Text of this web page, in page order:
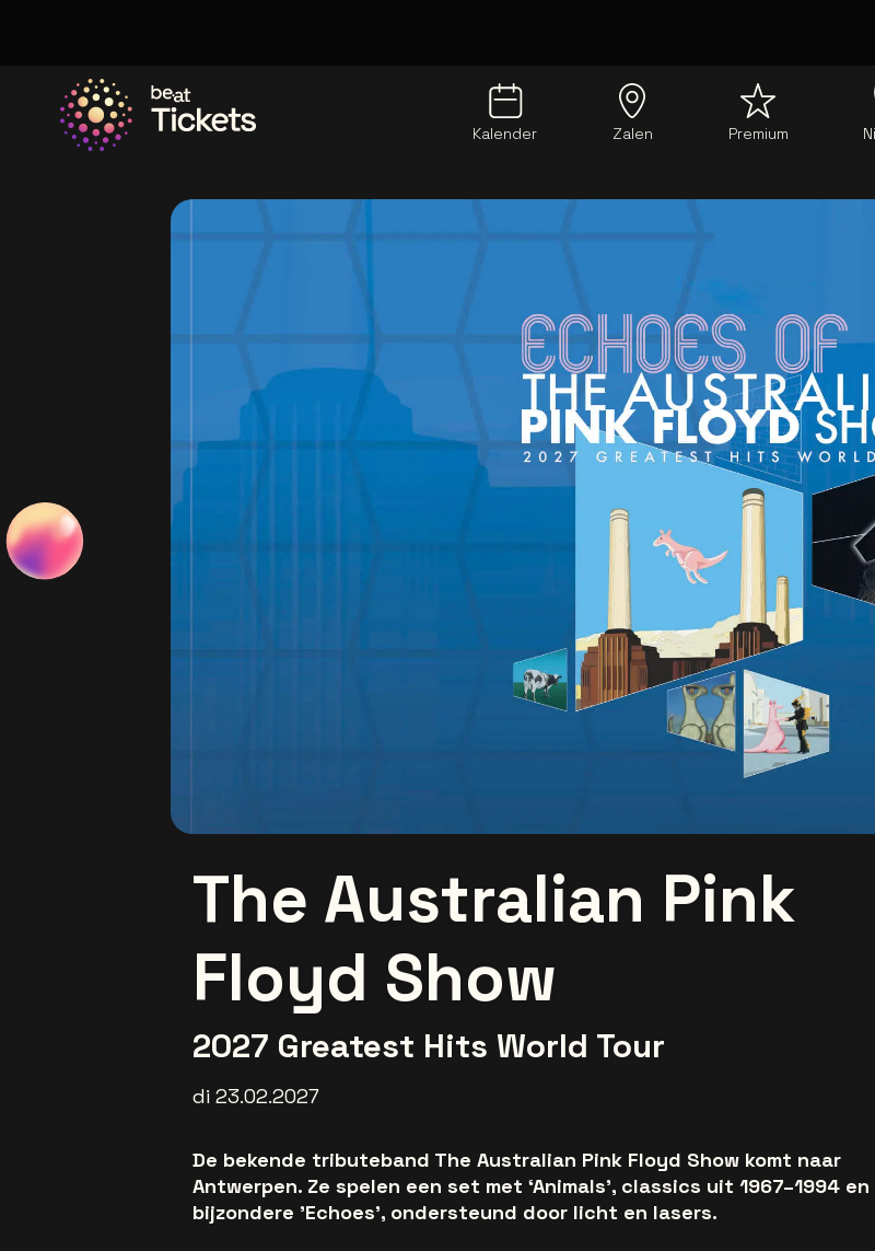
Kalender Zalen Premium
The Australian Pink
Floyd Show
2027 Greatest Hits World Tour
di 23.02.2027
De bekende tributeband The Australian Pink Floyd Show komt naar
Antwerpen. Ze spelen een set met ‘Animals’, classics uit 1967–1994
bijzondere 'Echoes', ondersteund door licht en lasers.